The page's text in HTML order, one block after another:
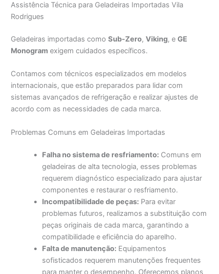
Assistência Técnica para Geladeiras Importadas Vila
Rodrigues
Geladeiras importadas comoSub-Zero,Viking, eGE
Monogram exigem cuidados específicos.
Contamos com técnicos especializados em modelos
internacionais, que estão preparados para lidar com
sistemas avançados de refrigeração e realizar ajustes de
acordo com as necessidades de cada marca.
Problemas Comuns em Geladeiras Importadas
Falha no sistema de resfriamento: Comuns em
geladeiras de alta tecnologia, esses problemas
requerem diagnóstico especializado para ajustar
componentes e restaurar o resfriamento.
Incompatibilidade de peças: Para evitar
problemas futuros, realizamos a substituição com
peças originais de cada marca, garantindo a
compatibilidade e eficiência do aparelho.
Falta de manutenção: Equipamentos
sofisticados requerem manutenções frequentes
para manter o desempenho. Oferecemos planos